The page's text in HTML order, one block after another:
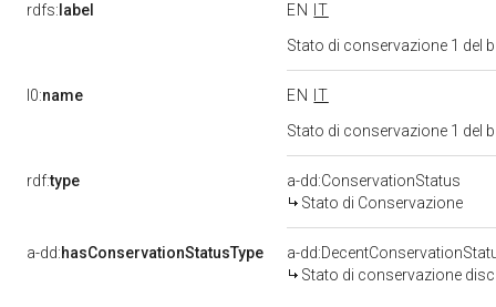
rdfs: label EN
IT
Stato di conservazione 1 del
l0:name EN
IT
Stato di conservazione 1 del
rdf:type
a-dd:ConservationStatus
Stato di Conservazione
a-dd:hasConservationStatusType
a-
Stato di conservazione